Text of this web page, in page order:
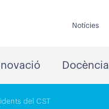
Notícies
Docència
del CST